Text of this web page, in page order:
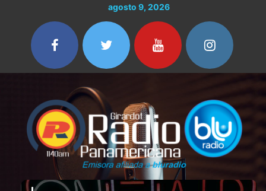
contenido
agosto 9, 2026